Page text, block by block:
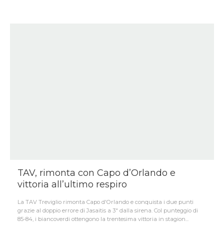
TAV, rimonta con Capo d’Orlando e
vittoria all’ultimo respiro
La TAV Treviglio rimonta Capo d'Orlando e conquista i due punti
grazie al doppio errore di Jasaitis a 3" dalla sirena. Col punteggio di
85-84, i biancoverdi ottengono la trentesima vittoria in stagion...